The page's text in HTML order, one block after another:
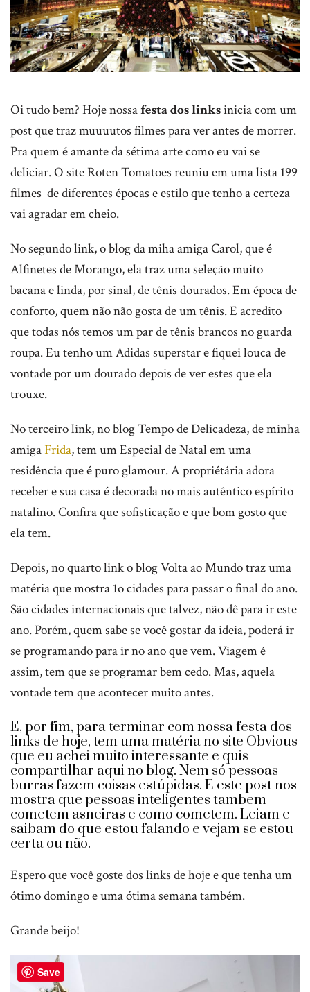
Oi tudo bem? Hoje nossafesta dos linksinicia com um
post que traz muuuutos filmes para ver antes de morrer.
Pra quem é amante da sétima arte como eu vai se
deliciar. O site Roten Tomatoes reuniu em uma lista 199
filmes de diferentes épocas e estilo que tenho a certeza
vai agradar em cheio.
No segundo link, o blog da miha amiga Carol, que é
Alfinetes de Morango, ela traz uma seleção muito
bacana e linda, por sinal, de tênis dourados. Em época de
conforto, quem não não gosta de um tênis. E acredito
que todas nós temos um par de tênis brancos no guarda
roupa. Eu tenho um Adidas superstar e fiquei louca de
vontade por um dourado depois de ver estes que ela
trouxe.
No terceiro link, no blog Tempo de Delicadeza, de minha
amigaFrida, tem um Especial de Natal em uma
residência que é puro glamour. A propriétária adora
receber e sua casa é decorada no mais autêntico espírito
natalino. Confira que sofisticação e que bom gosto que
ela tem.
Depois, no quarto link o blog Volta ao Mundo traz uma
matéria que mostra 1o cidades para passar o final do ano.
São cidades internacionais que talvez, não dê para ir este
ano. Porém, quem sabe se você gostar da ideia, poderá ir
se programando para ir no ano que vem. Viagem é
assim, tem que se programar bem cedo. Mas, aquela
vontade tem que acontecer muito antes.
E, por fim, para terminar com nossa festa dos
links de hoje, tem uma matéria no site Obvious
que eu achei muito interessante e quis
compartilhar aqui no blog. Nem só pessoas
burras fazem coisas estúpidas. E este post nos
mostra que pessoas inteligentes tambem
cometem asneiras e como cometem. Leiam e
saibam do que estou falando e vejam se estou
certa ou não.
Espero que você goste dos links de hoje e que tenha um
ótimo domingo e uma ótima semana também.
Grande beijo!
Save